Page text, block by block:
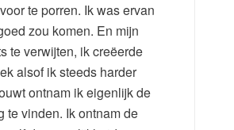
te porren. Ik was ervan
zou komen. En mijn
te verwijten, ik creëerde
alsof ik steeds harder
ontnam ik eigenlijk de
te vinden. Ik ontnam de